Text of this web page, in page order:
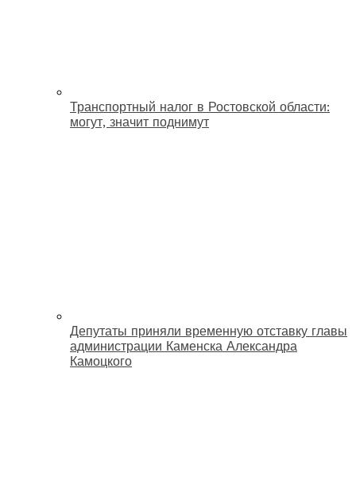
Транспортный налог в Ростовской области:
могут, значит поднимут
Депутаты приняли временную отставку главы
администрации Каменска Александра
Камоцкого